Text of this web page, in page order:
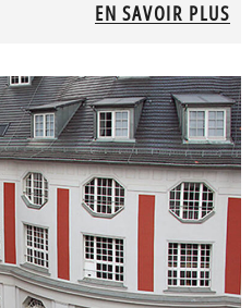
EN SAVOIR PLUS